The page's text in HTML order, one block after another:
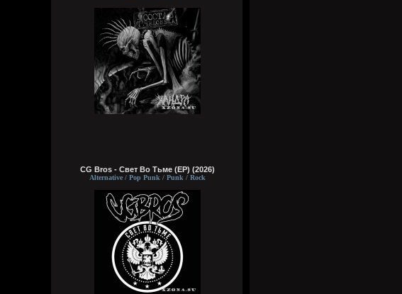
CG Bros - Свет Во Тьме (EP) (2026)
Alternative / Pop Punk / Punk / Rock